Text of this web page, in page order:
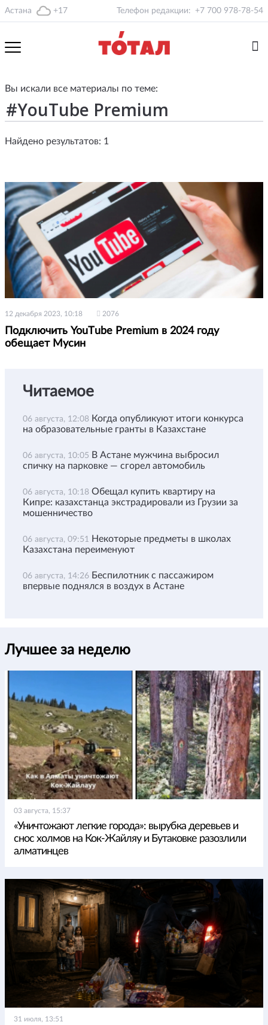
Астана +17 Телефон редакции: +7 700 978-78-54
Вы искали все материалы по теме:
Найдено результатов: 1
12 декабря 2023, 10:18 2076
Подключить YouТube Рremium в 2024 году
обещает Мусин
Читаемое
06 августа, 12:08 Когда опубликуют итоги конкурса
на образовательные гранты в Казахстане
06 августа, 10:05 В Астане мужчина выбросил
спичку на парковке — сгорел автомобиль
06 августа, 10:18 Обещал купить квартиру на
Кипре: казахстанца экстрадировали из Грузии за
мошенничество
06 августа, 09:51 Некоторые предметы в школах
Казахстана переименуют
06 августа, 14:26 Беспилотник с пассажиром
впервые поднялся в воздух в Астане
Лучшее за неделю
03 августа, 15:37
«Уничтожают легкие города»: вырубка деревьев и
снос холмов на Кок-Жайляу и Бутаковке разозлили
алматинцев
31 июля, 13:51